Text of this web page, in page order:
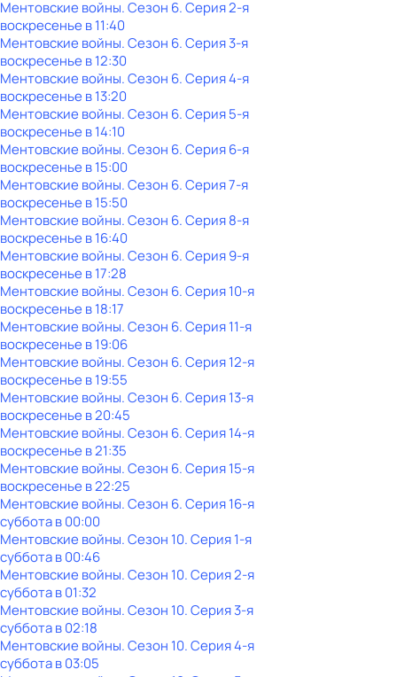
Ментовские войны. Сезон 6. Серия 2-я
воскресенье в11:40
Ментовские войны. Сезон 6. Серия 3-я
воскресенье в12:30
Ментовские войны. Сезон 6. Серия 4-я
воскресенье в13:20
Ментовские войны. Сезон 6. Серия 5-я
воскресенье в14:10
Ментовские войны. Сезон 6. Серия 6-я
воскресенье в15:00
Ментовские войны. Сезон 6. Серия 7-я
воскресенье в15:50
Ментовские войны. Сезон 6. Серия 8-я
воскресенье в16:40
Ментовские войны. Сезон 6. Серия 9-я
воскресенье в17:28
Ментовские войны. Сезон 6. Серия 10-я
воскресенье в18:17
Ментовские войны. Сезон 6. Серия 11-я
воскресенье в19:06
Ментовские войны. Сезон 6. Серия 12-я
воскресенье в19:55
Ментовские войны. Сезон 6. Серия 13-я
воскресенье в20:45
Ментовские войны. Сезон 6. Серия 14-я
воскресенье в21:35
Ментовские войны. Сезон 6. Серия 15-я
воскресенье в22:25
Ментовские войны. Сезон 6. Серия 16-я
субботав00:00
Ментовские войны. Сезон 10. Серия 1-я
субботав00:46
Ментовские войны. Сезон 10. Серия 2-я
субботав01:32
Ментовские войны. Сезон 10. Серия 3-я
субботав02:18
Ментовские войны. Сезон 10. Серия 4-я
субботав03:05